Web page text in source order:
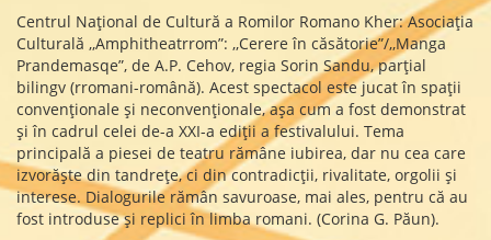
Centrul Național de Cultură a Romilor Romano Kher: Asociația
Culturală ,,Amphitheatrrom”: ,,Cerere în căsătorie”/,,Manga
Prandemasqe”, de A.P. Cehov, regia Sorin Sandu, parțial
bilingv (rromani-română). Acest spectacol este jucat în spații
convenționale și neconvenționale, așa cum a fost demonstrat
și în cadrul celei de-a XXI-a ediții a festivalului. Tema
principală a piesei de teatru rămâne iubirea, dar nu cea care
izvorăște din tandrețe, ci din contradicții, rivalitate, orgolii și
interese. Dialogurile rămân savuroase, mai ales, pentru că au
fost introduse și replici în limba romani. (Corina G. Păun).